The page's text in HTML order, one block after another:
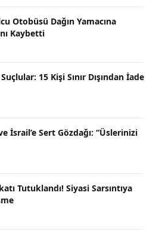
Otobüsü Dağın Yamacına
Kaybetti
15 Kişi Sınır Dışından İade
İsrail’e Sert Gözdağı: “Üslerinizi
Tutuklandı! Siyasi Sarsıntıya